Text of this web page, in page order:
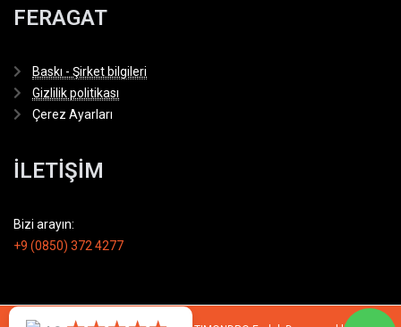
FERAGAT
Baskı - Şirket bilgileri
Gizlilik politikası
Çerez Ayarları
İLETİŞİM
Bizi arayın:
+9 (0850) 372 4277